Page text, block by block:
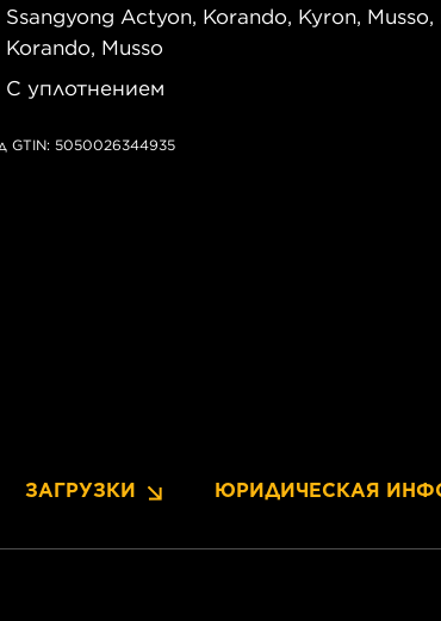
Ssangyong Actyon, Korando, Kyron,
Korando, Musso
C уплотнением
GTIN: 5050026344935
ЗАГРУЗКИ ЮРИДИЧЕСКАЯ